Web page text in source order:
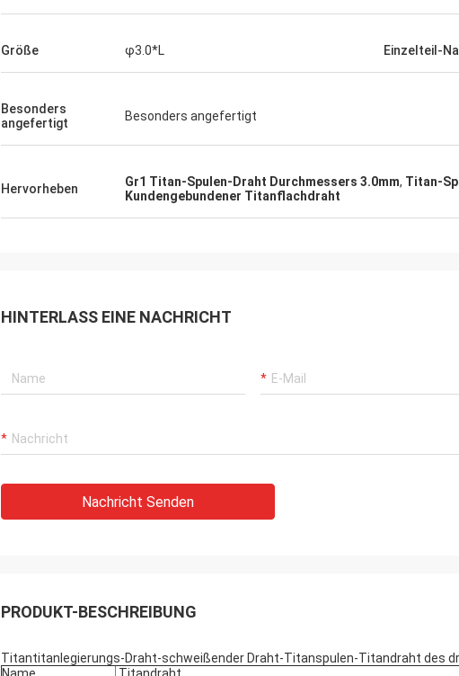
Größe φ3.0*L Einzelteil-
Besonders
angefertigt
Besonders angefertigt
Hervorheben Gr1 Titan-Spulen-Draht Durchmessers 3.0mm, Titan-
Kundengebundener Titanflachdraht
HINTERLASS EINE NACHRICHT
Nachricht Senden
PRODUKT-BESCHREIBUNG
Titantitanlegierungs-Draht-schweißender Draht-Titanspulen-Titandraht des